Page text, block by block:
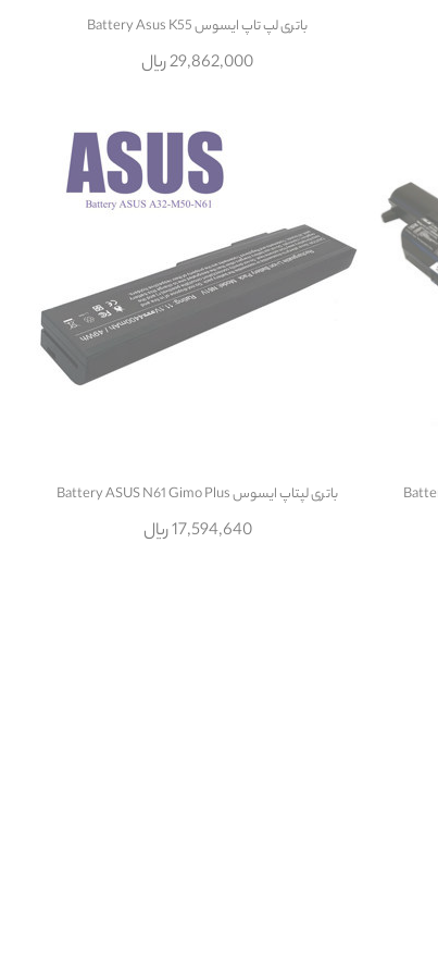
باتری لپ تاپ ایسوس Battery Asus K55
29,862,000 ریال
باتری لپتاپ ایسوس Battery ASUS N61 Gimo Plus
17,594,640 ریال